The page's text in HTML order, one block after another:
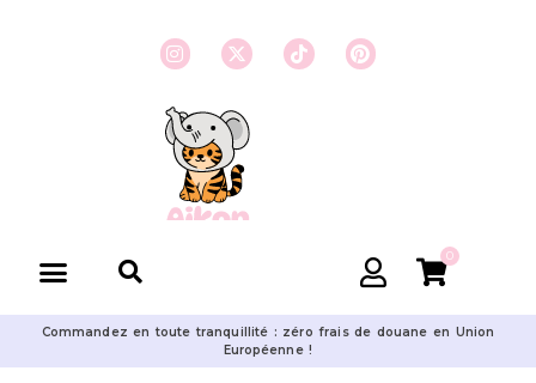
0
Commandez en toute tranquillité : zéro frais de douane en Union
Européenne !